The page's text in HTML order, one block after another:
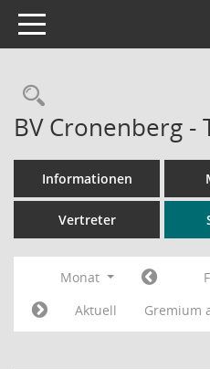
Toggle navigation
BV Cronenberg -
Informationen
Vertreter
Monat
Aktuell
Gremium